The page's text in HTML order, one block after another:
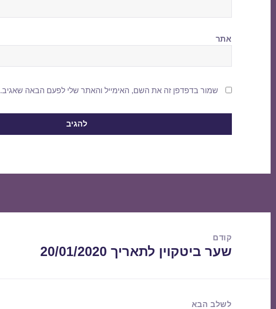
אתר
שמור בדפדפן זה את השם, האימייל והאתר שלי לפעם הבאה שאגיב.
קודם
הפוסט
שער ביטקוין לתאריך 20/01/2020
לשלב הבא